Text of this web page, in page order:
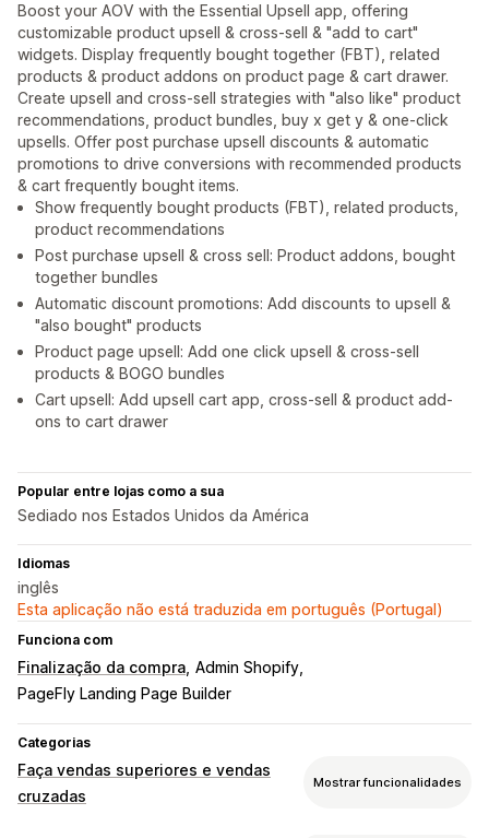
Boost your AOV with the Essential Upsell app, offering
customizable product upsell & cross-sell & "add to cart"
widgets. Display frequently bought together (FBT), related
products & product addons on product page & cart drawer.
Create upsell and cross-sell strategies with "also like" product
recommendations, product bundles, buy x get y & one-click
upsells. Offer post purchase upsell discounts & automatic
promotions to drive conversions with recommended products
& cart frequently bought items.
Show frequently bought products (FBT), related products,
product recommendations
Post purchase upsell & cross sell: Product addons, bought
together bundles
Automatic discount promotions: Add discounts to upsell &
"also bought" products
Product page upsell: Add one click upsell & cross-sell
products & BOGO bundles
Cart upsell: Add upsell cart app, cross-sell & product add-
ons to cart drawer
Popular entre lojas como a sua
Sediado nos Estados Unidos da América
Idiomas
inglês
Esta aplicação não está traduzida em português (Portugal)
Funciona com
Finalização da compra Admin Shopify
PageFly Landing Page Builder
Categorias
Faça vendas superiores e vendas
cruzadas
Mostrar funcionalidades